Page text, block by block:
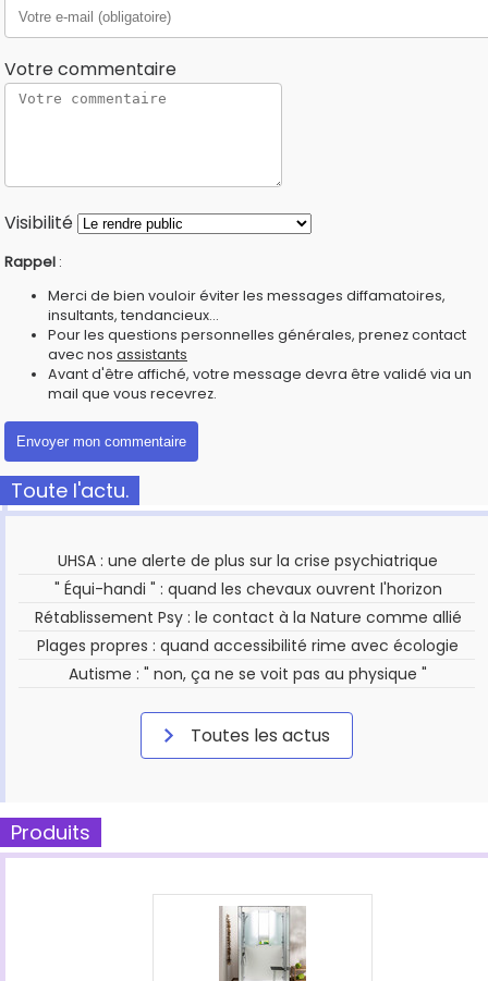
Votre commentaire
Visibilité
Rappel :
Merci de bien vouloir éviter les messages diffamatoires,
insultants, tendancieux...
Pour les questions personnelles générales, prenez contact
avec nos assistants
Avant d'être affiché, votre message devra être validé via un
mail que vous recevrez.
Toute l'actu.
UHSA : une alerte de plus sur la crise psychiatrique
" Équi-handi " : quand les chevaux ouvrent l'horizon
Rétablissement Psy : le contact à la Nature comme allié
Plages propres : quand accessibilité rime avec écologie
Autisme : " non, ça ne se voit pas au physique "
Toutes les actus
Produits